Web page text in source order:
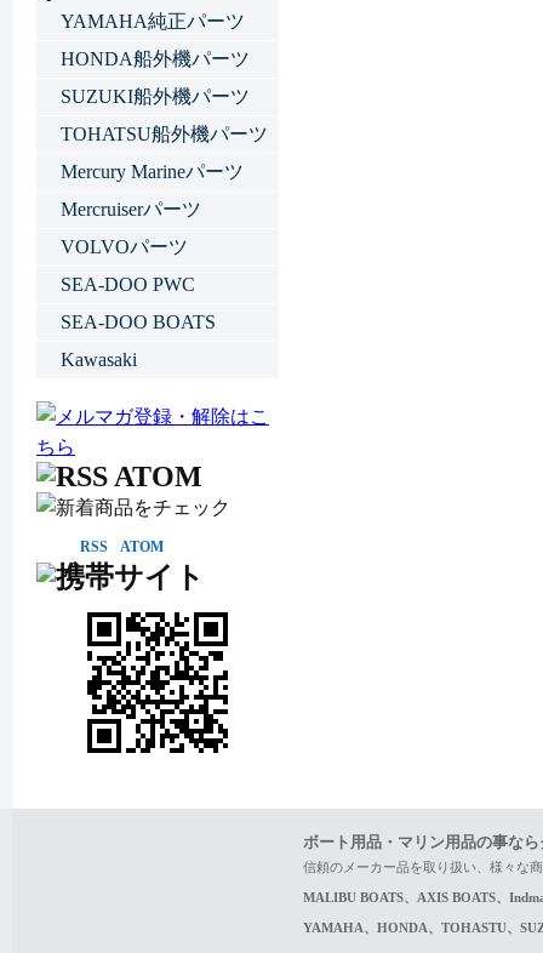
YAMAHA純正パーツ
HONDA船外機パーツ
SUZUKI船外機パーツ
TOHATSU船外機パーツ
Mercury Marineパーツ
Mercruiserパーツ
VOLVOパーツ
SEA-DOO PWC
SEA-DOO BOATS
Kawasaki
RSS ATOM
ボート用品・マリン用品の事な
信頼のメーカー品を取り扱い、様々な
MALIBU BOATS、AXIS BOATS、
YAMAHA、HONDA、TOHASTU、